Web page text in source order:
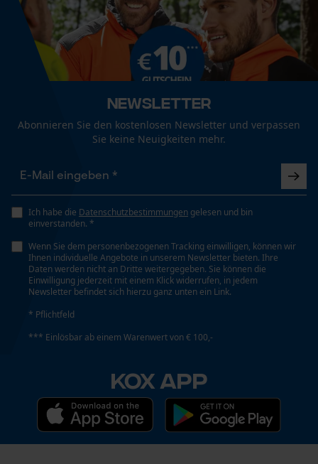
Newsletter
Abonnieren Sie den kostenlosen Newsletter und verpassen
Sie keine Neuigkeiten mehr.
Ich habe die Datenschutzbestimmungen gelesen und bin
einverstanden. *
Wenn Sie dem personenbezogenen Tracking einwilligen, können wir
Ihnen individuelle Angebote in unserem Newsletter bieten. Ihre
Daten werden nicht an Dritte weitergegeben. Sie können die
Einwilligung jederzeit mit einem Klick widerrufen, in jedem
Newsletter befindet sich hierzu ganz unten ein Link.
* Pflichtfeld
*** Einlösbar ab einem Warenwert von € 100,-
KOX APP